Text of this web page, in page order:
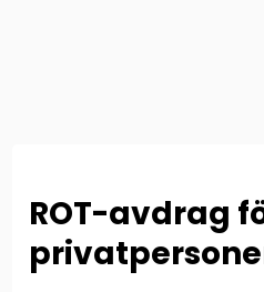
ROT-avdrag